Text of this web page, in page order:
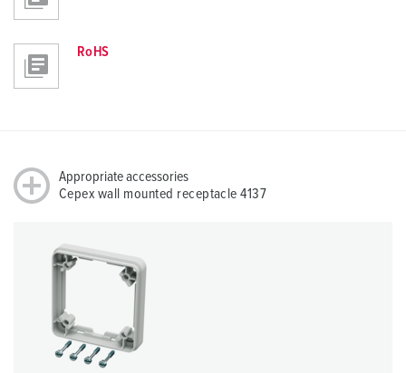
RoHS
Appropriate accessories
Cepex wall mounted receptacle 4137